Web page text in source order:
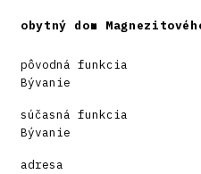
obytný dom
pôvodná funkcia
Bývanie
súčasná funkcia
Bývanie
adresa